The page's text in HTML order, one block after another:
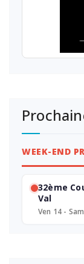
WEEK-END
32ème
Val
Ven 14 -